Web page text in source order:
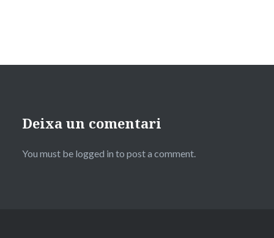
Deixa un comentari
You must be logged in to post a comment.